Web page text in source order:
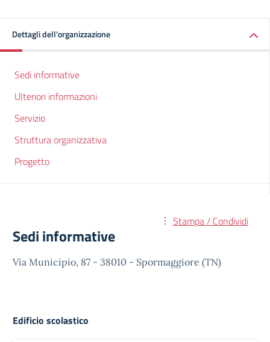
Dettagli dell'organizzazione
Sedi informative
Ulteriori informazioni
Servizio
Struttura organizzativa
Progetto
Stampa / Condividi
Sedi informative
Via Municipio, 87 - 38010 - Spormaggiore (TN)
Edificio scolastico